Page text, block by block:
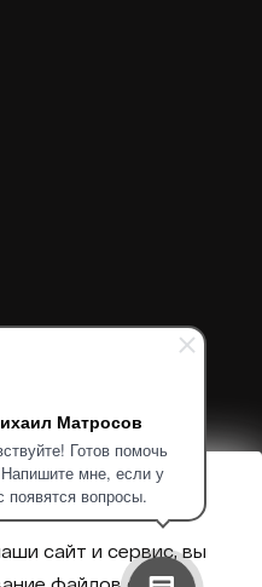
Матросов
Готов помочь
мне, если у
появятся вопросы.
работы
сайт и сервис, вы